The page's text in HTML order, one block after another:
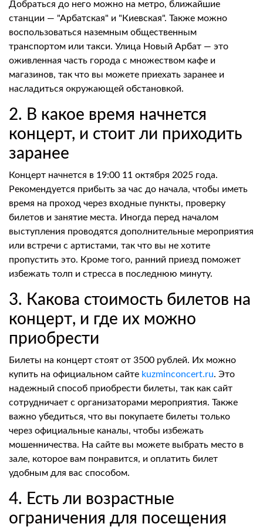
Добраться до него можно на метро, ближайшие
станции — "Арбатская" и "Киевская". Также можно
воспользоваться наземным общественным
транспортом или такси. Улица Новый Арбат — это
оживленная часть города с множеством кафе и
магазинов, так что вы можете приехать заранее и
насладиться окружающей обстановкой.
2. В какое время начнется
концерт, и стоит ли приходить
заранее
Концерт начнется в 19:00 11 октября 2025 года.
Рекомендуется прибыть за час до начала, чтобы иметь
время на проход через входные пункты, проверку
билетов и занятие места. Иногда перед началом
выступления проводятся дополнительные мероприятия
или встречи с артистами, так что вы не хотите
пропустить это. Кроме того, ранний приезд поможет
избежать толп и стресса в последнюю минуту.
3. Какова стоимость билетов на
концерт, и где их можно
приобрести
Билеты на концерт стоят от 3500 рублей. Их можно
купить на официальном сайте kuzminconcert.ru. Это
надежный способ приобрести билеты, так как сайт
сотрудничает с организаторами мероприятия. Также
важно убедиться, что вы покупаете билеты только
через официальные каналы, чтобы избежать
мошенничества. На сайте вы можете выбрать место в
зале, которое вам понравится, и оплатить билет
удобным для вас способом.
4. Есть ли возрастные
ограничения для посещения